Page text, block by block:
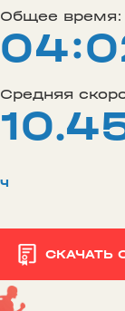
Общее время:
Средняя
ч
СКАЧАТЬ